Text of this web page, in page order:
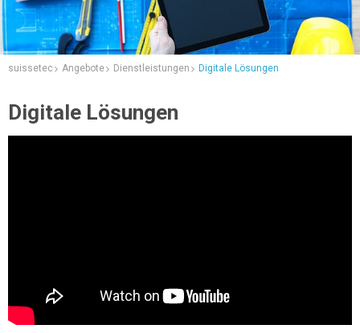
suissetec Angebote Dienstleistungen Digitale Lösungen
Digitale Lösungen